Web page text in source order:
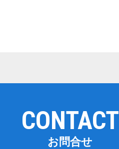
CONTACT
お問合せ